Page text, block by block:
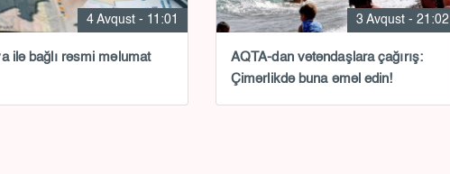
4 Avqust - 11:01
ilə bağlı rəsmi məlumat
3 Avqust - 21:02
AQTA-dan vətəndaşlara çağırış:
Çimərlikdə buna əməl edin!